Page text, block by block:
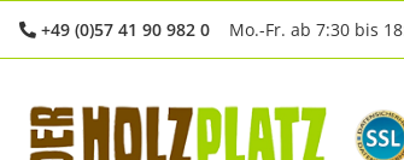
+49 (0)57 41 90 982 0 Mo.-Fr. ab 7:30 bis